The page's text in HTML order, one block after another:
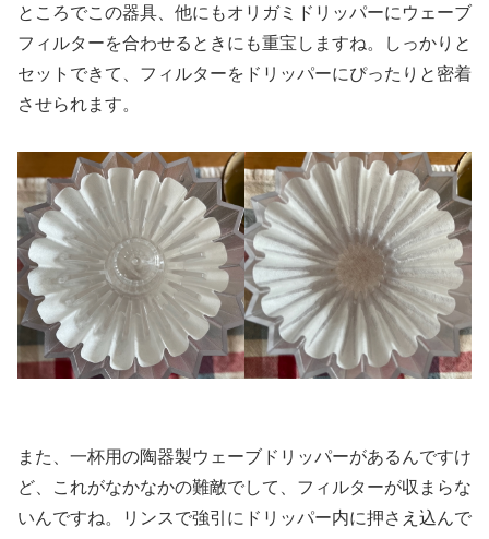
ところでこの器具、他にもオリガミドリッパーにウェーブ
フィルターを合わせるときにも重宝しますね。しっかりと
セットできて、フィルターをドリッパーにぴったりと密着
させられます。
また、一杯用の陶器製ウェーブドリッパーがあるんですけ
ど、これがなかなかの難敵でして、フィルターが収まらな
いんですね。リンスで強引にドリッパー内に押さえ込んで